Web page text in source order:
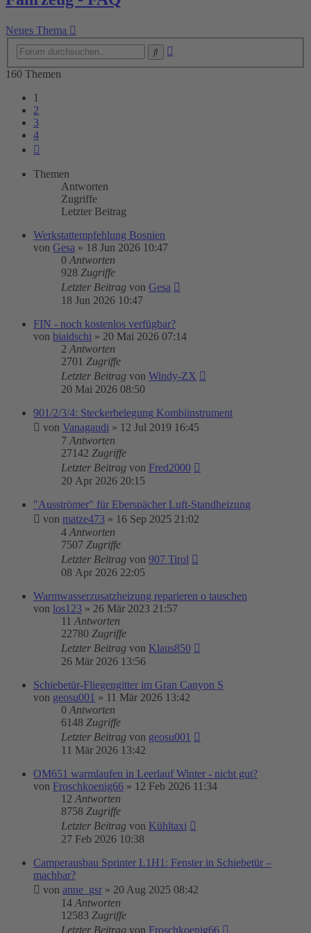
Neues Thema
160 Themen
1
2
3
4
Themen
Antworten
Zugriffe
Letzter Beitrag
Werkstattempfehlung Bosnien
von Gesa » 18 Jun 2026 10:47
0 Antworten
928 Zugriffe
Letzter Beitrag von Gesa
18 Jun 2026 10:47
FIN - noch kostenlos verfügbar?
von biaidschi » 20 Mai 2026 07:14
2 Antworten
2701 Zugriffe
Letzter Beitrag von Windy-ZX
20 Mai 2026 08:50
901/2/3/4: Steckerbelegung Kombiinstrument
von Vanagaudi » 12 Jul 2019 16:45
7 Antworten
27142 Zugriffe
Letzter Beitrag von Fred2000
20 Apr 2026 20:15
"Ausströmer" für Eberspächer Luft-Standheizung
von matze473 » 16 Sep 2025 21:02
4 Antworten
7507 Zugriffe
Letzter Beitrag von 907 Tirol
08 Apr 2026 22:05
Warmwasserzusatzheizung reparieren o tauschen
von los123 » 26 Mär 2023 21:57
11 Antworten
22780 Zugriffe
Letzter Beitrag von Klaus850
26 Mär 2026 13:56
Schiebetür-Fliegengitter im Gran Canyon S
von geosu001 » 11 Mär 2026 13:42
0 Antworten
6148 Zugriffe
Letzter Beitrag von geosu001
11 Mär 2026 13:42
OM651 warmlaufen in Leerlauf Winter - nicht gut?
von Froschkoenig66 » 12 Feb 2026 11:34
12 Antworten
8758 Zugriffe
Letzter Beitrag von Kühltaxi
27 Feb 2026 10:38
Camperausbau Sprinter L1H1: Fenster in Schiebetür –
machbar?
von anne_gsr » 20 Aug 2025 08:42
14 Antworten
12583 Zugriffe
Letzter Beitrag von Froschkoenig66